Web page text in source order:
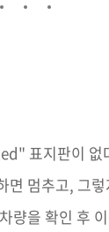
표지판이 없
멈추고, 그
량을 확인 후